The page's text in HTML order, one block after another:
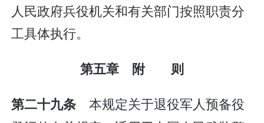
人民政府兵役机关和有关部门按照职责分
工具体执行。
第五章 附 则
第二十九条 本规定关于退役军人预备役